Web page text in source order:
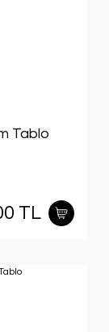
Tablo
TL